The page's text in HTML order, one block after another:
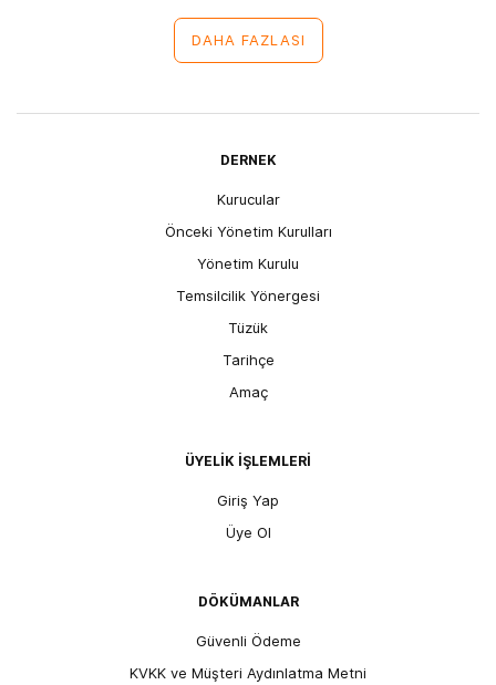
DAHA FAZLASI
DERNEK
Kurucular
Önceki Yönetim Kurulları
Yönetim Kurulu
Temsilcilik Yönergesi
Tüzük
Tarihçe
Amaç
ÜYELİK İŞLEMLERİ
Giriş Yap
Üye Ol
DÖKÜMANLAR
Güvenli Ödeme
KVKK ve Müşteri Aydınlatma Metni